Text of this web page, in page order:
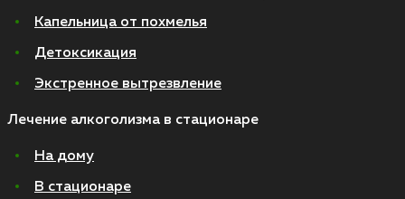
Капельница от похмелья
Детоксикация
Экстренное вытрезвление
Лечение алкоголизма в стационаре
На дому
В стационаре